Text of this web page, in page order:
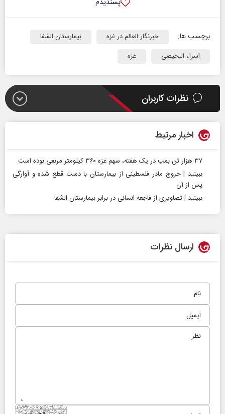
پسندیدم
برچسب ها: خبرنگار العالم در غزه
بیمارستان الشفا
اسراء البحیصی
غزه
نظرات کاربران
اخبار مرتبط
۳۷ هزار تن بمب در یک هفته، سهم غزه ۳۶۰ کیلومتر مربعی بوده است
ببینید | خروج مادر فلسطینی از بیمارستان با دست قطع شده و آوارگی
پس از آن
ببینید | تصاویری از فاجعه انسانی در برابر بیمارستان الشفا
ارسال نظرات